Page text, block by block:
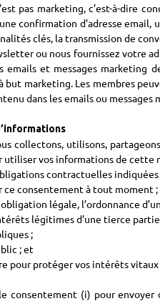
pas marketing, c’est-à-dire
confirmation d’adresse
clés, la transmission de
ou nous fournissez
et messages
marketing. Les membres
dans les emails ou messages
collectons, utilisons,
vos informations de cette
contractuelles
ce consentement à tout moment ;
légale, l’ordonnance
légitimes d’une tierce
;
; et
pour protéger vos intérêts vitaux
consentement (i) pour